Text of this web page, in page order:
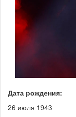
Дата рождения:
26 июля 1943